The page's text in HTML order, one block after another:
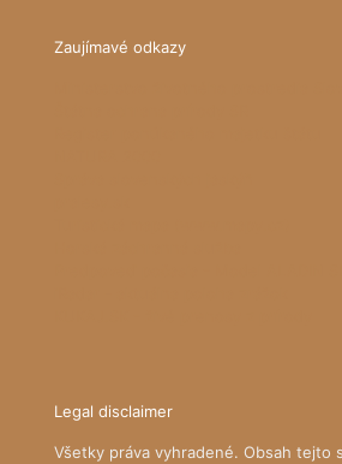
Zaujímavé odkazy
Legal disclaimer
Všetky práva vyhradené. Obsah tejto